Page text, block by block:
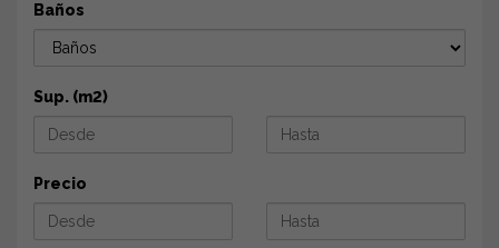
Baños
Sup. (m2)
Precio